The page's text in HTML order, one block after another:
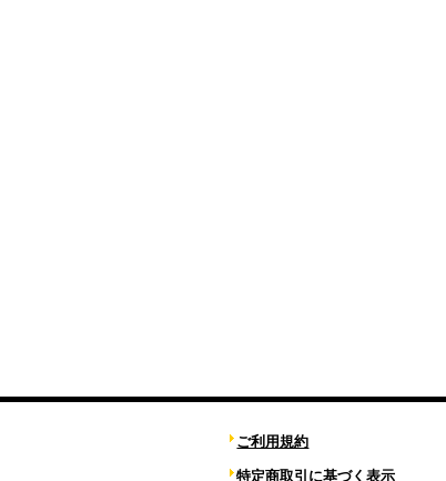
ご利用規約
特定商取引に基づく表示